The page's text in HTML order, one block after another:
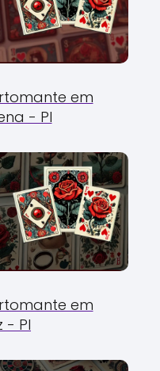
em
- PI
em
- PI